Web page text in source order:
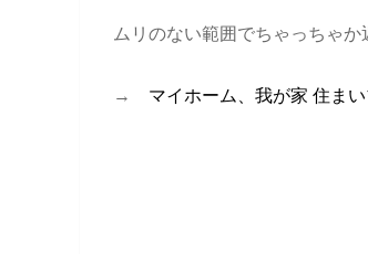
ムリのない範囲でちゃっちゃ
→ マイホーム、我が家 住ま